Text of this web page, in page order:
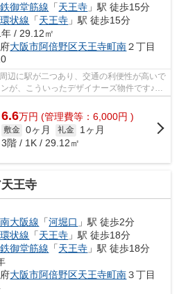
御堂筋線 「天王寺 」駅 徒歩15分
状線 「天王寺 」駅 徒歩15分
/ 29.12㎡
大阪市阿倍野区天王寺町南２丁目
辺に駅が二つあり、交通の利便性が高いで
が、こういったデザイナーズ物件です♪気
館」♪...
6.6万円 (管理費等：6,000円 )
敷金 0ヶ月 礼金
1ヶ月
3階 / 1K / 29.12㎡
王寺
大阪線 「河堀口 」駅 徒歩2分
状線 「天王寺 」駅 徒歩18分
御堂筋線 「天王寺 」駅 徒歩18分
大阪市阿倍野区天王寺町南３丁目